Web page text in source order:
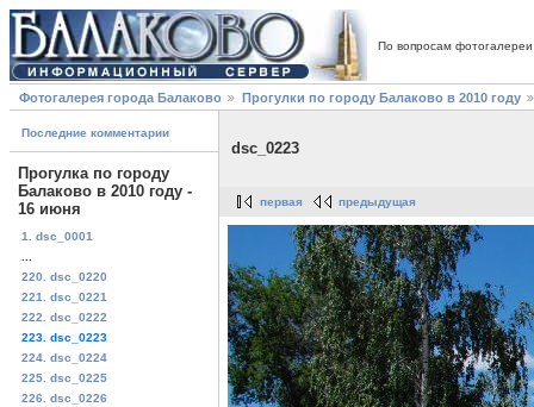
По вопросам
Фотогалерея города Балаково Прогулки по городу Балаково в 2010 году
Последние комментарии
Прогулка по городу
Балаково в 2010 году -
16 июня
1. dsc_0001
220. dsc_0220
221. dsc_0221
222. dsc_0222
223. dsc_0223
224. dsc_0224
225. dsc_0225
226. dsc_0226
dsc_0223
первая предыдущая